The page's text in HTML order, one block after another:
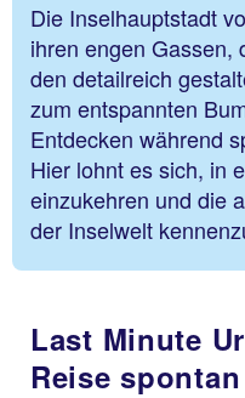
Die Inselhauptstadt
ihren engen Gassen,
den detailreich
zum entspannten
Entdecken während
Hier lohnt es sich, in
einzukehren und die
der Inselwelt
Last Minute
Reise